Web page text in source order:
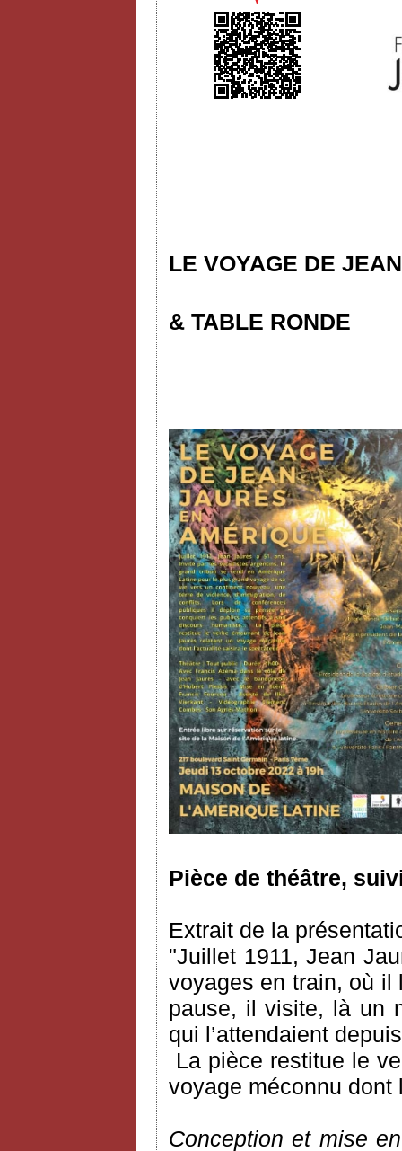
LE VOYAGE DE
& TABLE RONDE
Pièce de théâtre,
Extrait de la
"Juillet 1911, Jean
voyages en train, où il
pause, il visite, là un
qui l’attendaient
La pièce restitue le
voyage méconnu dont
Conception et mise